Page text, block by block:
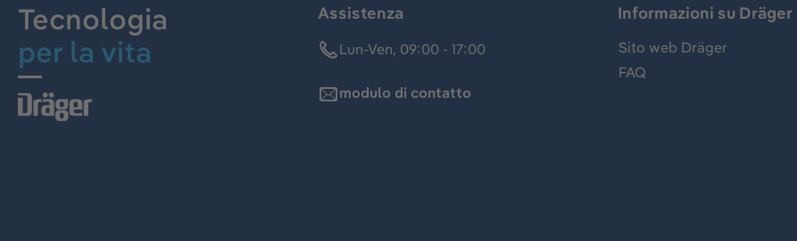
Tecnologia
per la vita
Assistenza
Lun-Ven, 09:00 - 17:00
modulo di contatto
Informazioni su Dräger
Sito web Dräger
FAQ